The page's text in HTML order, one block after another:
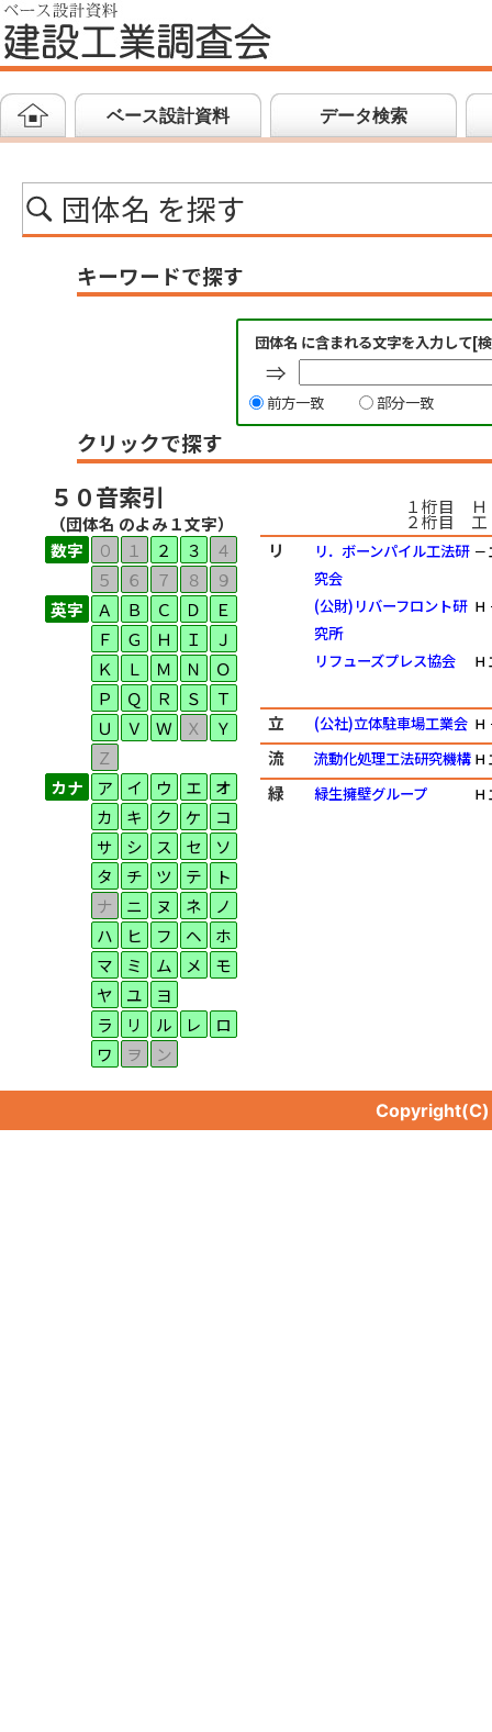
ベース設計資料 データ検索
団体名 を探す
キーワードで探す
団体名 に含まれる文字を入力して[
⇒
前方一致 部分一致
クリックで探す
５０音索引
（団体名 のよみ１文字）
数字
０ １ ２ ３
４
５
６ ７ ８
９
英字
Ａ Ｂ Ｃ Ｄ
Ｅ
Ｆ
Ｇ Ｈ Ｉ
Ｊ
Ｋ
Ｌ Ｍ Ｎ
Ｏ
Ｐ
Ｑ Ｒ Ｓ
Ｔ
Ｕ
Ｖ Ｗ Ｘ
Ｙ
Ｚ
カナ
ア イ ウ エ
オ
カ
キ ク ケ
コ
サ
シ ス セ
ソ
タ
チ ツ テ
ト
ナ
ニ ヌ ネ
ノ
ハ
ヒ フ ヘ
ホ
マ
ミ ム メ
モ
ヤ
ユ
ヨ
ラ
リ ル レ
ロ
ワ
ヲ ン
１桁目 Ｈ
２桁目 工
リ
リ．ボーンパイル工法研
究会
－
(公財)リバーフロント研
究所
Ｈ
リフューズプレス協会 Ｈ
立 (公社)立体駐車場工業会 Ｈ
流 流動化処理工法研究機構 Ｈ
緑 緑生擁壁グループ Ｈ